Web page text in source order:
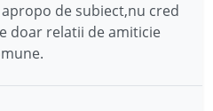
de subiect,nu cred
doar relatii de amiticie